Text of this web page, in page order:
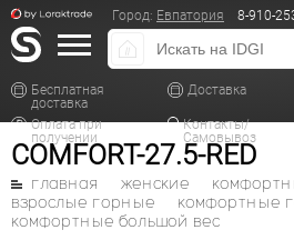
Город: Евпатория 8-910-
Бесплатная
доставка
Доставка
Оплата при
получении
Контакты/
Самовывоз
COMFORT-27.5-RED
главная женские
взрослые горные
комфортные
комфортные большой вес